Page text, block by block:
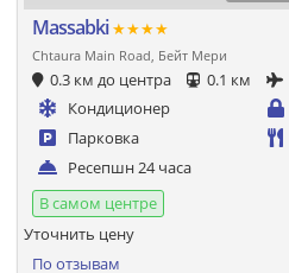
Massabki★★★★
Chtaura Main Road, Бейт Мери
0.3 км до центра 0.1 км
Кондиционер
Парковка
Ресепшн 24 часа
В самом центре
По отзывам
Уточнить цену